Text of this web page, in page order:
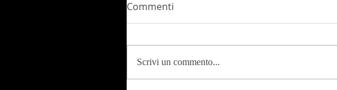
Commenti
Scrivi un commento...